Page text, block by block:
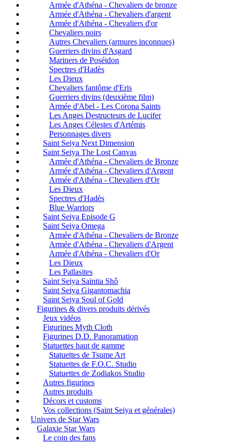
Armée d'Athéna - Chevaliers de bronze
Armée d'Athéna - Chevaliers d'argent
Armée d'Athéna - Chevaliers d'or
Chevaliers noirs
Autres Chevaliers (armures inconnues)
Guerriers divins d'Asgard
Mariners de Poséidon
Spectres d'Hadès
Les Dieux
Chevaliers fantôme d'Eris
Guerriers divins (deuxième film)
Armée d'Abel - Les Corona Saints
Les Anges Destructeurs de Lucifer
Les Anges Célestes d'Artémis
Personnages divers
Saint Seiya Next Dimension
Saint Seiya The Lost Canvas
Armée d'Athéna - Chevaliers de Bronze
Armée d'Athéna - Chevaliers d'Argent
Armée d'Athéna - Chevaliers d'Or
Les Dieux
Spectres d'Hadès
Blue Warriors
Saint Seiya Episode G
Saint Seiya Omega
Armée d'Athéna - Chevaliers de Bronze
Armée d'Athéna - Chevaliers d'Argent
Armée d'Athéna - Chevaliers d'Or
Les Dieux
Les Pallasites
Saint Seiya Saintia Shô
Saint Seiya Gigantomachia
Saint Seiya Soul of Gold
Figurines & divers produits dérivés
Jeux vidéos
Figurines Myth Cloth
Figurines D.D. Panoramation
Statuettes haut de gamme
Statuettes de Tsume Art
Statuettes de F.O.C. Studio
Statuettes de Zodiakos Studio
Autres figurines
Autres produits
Décors et customs
Vos collections (Saint Seiya et générales)
Univers de Star Wars
Galaxie Star Wars
Le coin des fans